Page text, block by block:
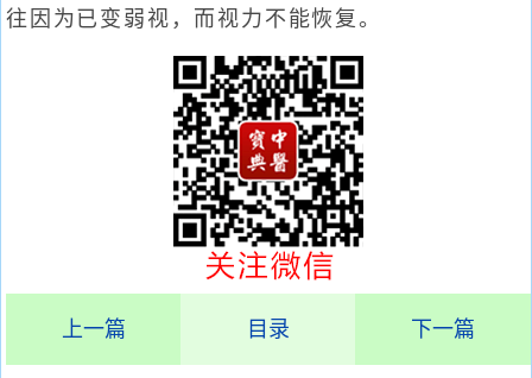
往因为已变弱视，而视力不能恢复。
上一篇 目录 下一篇